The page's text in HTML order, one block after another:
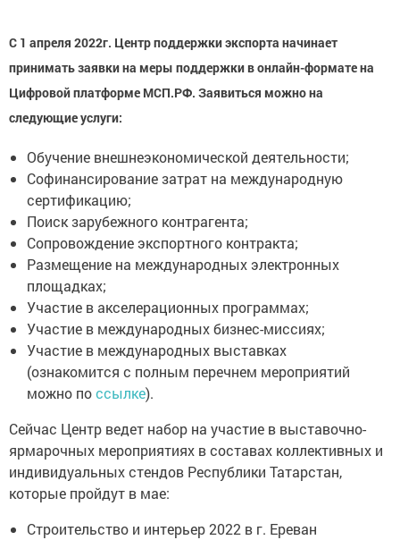
С 1 апреля 2022г. Центр поддержки экспорта начинает
принимать заявки на меры поддержки в онлайн-формате на
Цифровой платформе МСП.РФ. Заявиться можно на
следующие услуги:
Обучение внешнеэкономической деятельности;
Софинансирование затрат на международную
сертификацию;
Поиск зарубежного контрагента;
Сопровождение экспортного контракта;
Размещение на международных электронных
площадках;
Участие в акселерационных программах;
Участие в международных бизнес-миссиях;
Участие в международных выставках
(ознакомится с полным перечнем мероприятий
можно поссылке).
Сейчас Центр ведет набор на участие в выставочно-
ярмарочных мероприятиях в составах коллективных и
индивидуальных стендов Республики Татарстан,
которые пройдут в мае:
Строительство и интерьер 2022 в г. Ереван